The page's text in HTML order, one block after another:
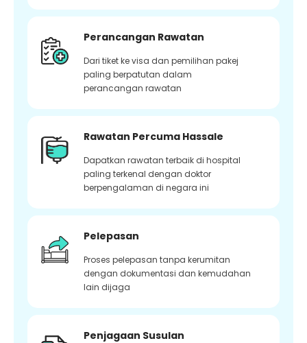
Perancangan Rawatan
Dari tiket ke visa dan pemilihan pakej
paling berpatutan dalam
perancangan rawatan
Rawatan Percuma Hassale
Dapatkan rawatan terbaik di hospital
paling terkenal dengan doktor
berpengalaman di negara ini
Pelepasan
Proses pelepasan tanpa kerumitan
dengan dokumentasi dan kemudahan
lain dijaga
Penjagaan Susulan